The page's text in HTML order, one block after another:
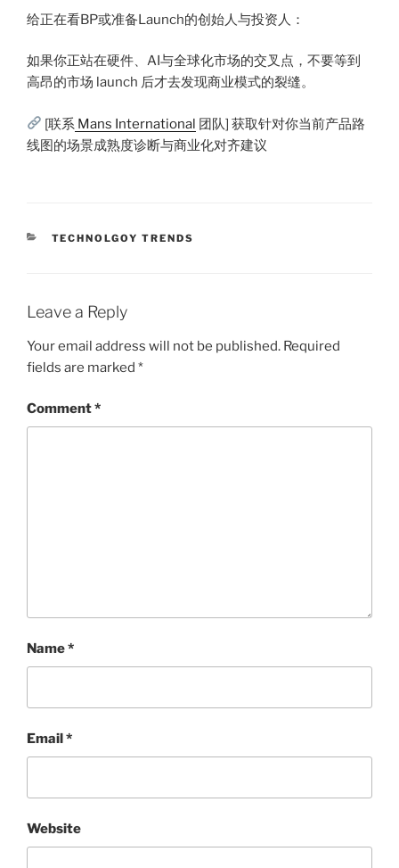
给正在看BP或准备Launch的创始人与投资人：
如果你正站在硬件、AI与全球化市场的交叉点，不要等到
高昂的市场 launch 后才去发现商业模式的裂缝。
[联系 Mans International 团队] 获取针对你当前产品路
线图的场景成熟度诊断与商业化对齐建议
CATEGORIES
TECHNOLGOY TRENDS
Leave a Reply
Your email address will not be published. Required
fields are marked *
Comment*
Name*
Email*
Website